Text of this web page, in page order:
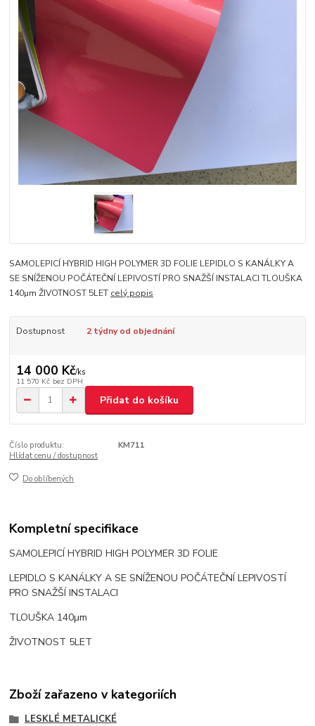
SAMOLEPICÍ HYBRID HIGH POLYMER 3D FOLIE LEPIDLO S KANÁLKY A
SE SNÍŽENOU POČÁTEČNÍ LEPIVOSTÍ PRO SNAŽŠÍ INSTALACI TLOUŠKA
140µm ŽIVOTNOST 5LET celý popis
Dostupnost 2 týdny od objednání
14 000 Kč/ks
11 570 Kč bez DPH
Přidat do košíku
Číslo produktu:
KM711
Hlídat cenu / dostupnost
Do oblíbených
Kompletní specifikace
SAMOLEPICÍ HYBRID HIGH POLYMER 3D FOLIE
LEPIDLO S KANÁLKY A SE SNÍŽENOU POČÁTEČNÍ LEPIVOSTÍ
PRO SNAŽŠÍ INSTALACI
TLOUŠKA 140µm
ŽIVOTNOST 5LET
Zboží zařazeno v kategoriích
LESKLÉ METALICKÉ